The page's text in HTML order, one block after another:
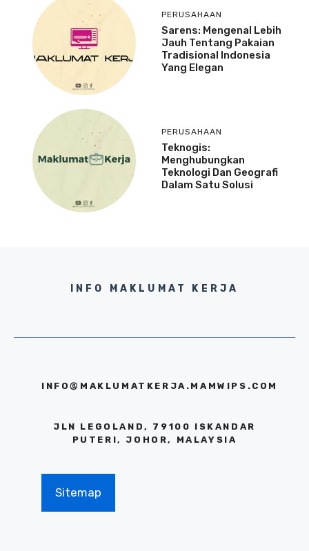
PERUSAHAAN
Sarens: Mengenal Lebih
Jauh Tentang Pakaian
Tradisional Indonesia
Yang Elegan
PERUSAHAAN
Teknogis:
Menghubungkan
Teknologi Dan Geografi
Dalam Satu Solusi
INFO MAKLUMAT KERJA
INFO@MAKLUMATKERJA.MAMWIPS.COM
JLN LEGOLAND, 79100 ISKANDAR
PUTERI, JOHOR, MALAYSIA
Sitemap